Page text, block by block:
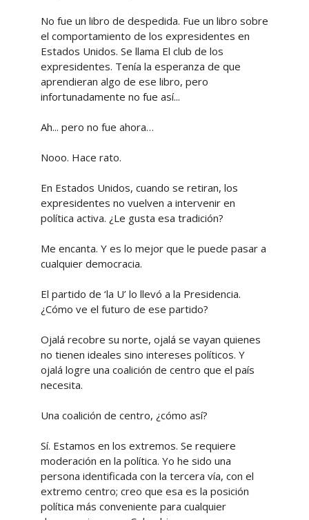
No fue un libro de despedida. Fue un libro sobre
el comportamiento de los expresidentes en
Estados Unidos. Se llama El club de los
expresidentes. Tenía la esperanza de que
aprendieran algo de ese libro, pero
infortunadamente no fue así...
Ah... pero no fue ahora…
Nooo. Hace rato.
En Estados Unidos, cuando se retiran, los
expresidentes no vuelven a intervenir en
política activa. ¿Le gusta esa tradición?
Me encanta. Y es lo mejor que le puede pasar a
cualquier democracia.
El partido de ‘la U’ lo llevó a la Presidencia.
¿Cómo ve el futuro de ese partido?
Ojalá recobre su norte, ojalá se vayan quienes
no tienen ideales sino intereses políticos. Y
ojalá logre una coalición de centro que el país
necesita.
Una coalición de centro, ¿cómo así?
Sí. Estamos en los extremos. Se requiere
moderación en la política. Yo he sido una
persona identificada con la tercera vía, con el
extremo centro; creo que esa es la posición
política más conveniente para cualquier